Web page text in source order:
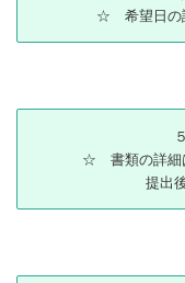
☆ 希望日の
☆ 書類の詳細
提出後